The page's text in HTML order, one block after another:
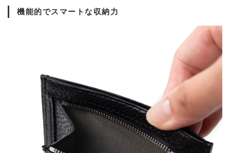
機能的でスマートな収納力